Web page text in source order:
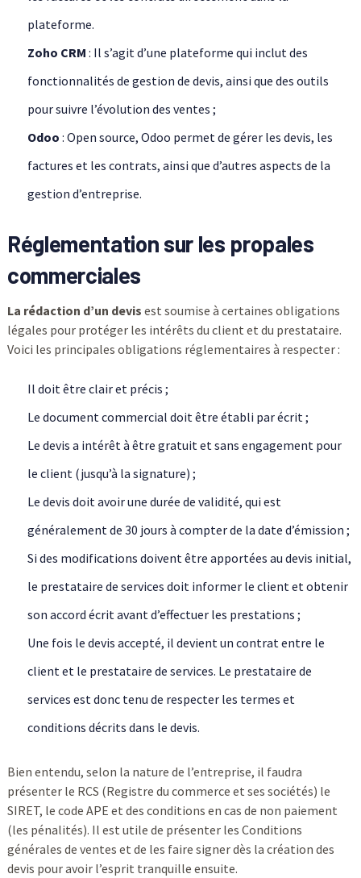
plateforme.
Zoho CRM : Il s’agit d’une plateforme qui inclut des
fonctionnalités de gestion de devis, ainsi que des outils
pour suivre l’évolution des ventes ;
Odoo : Open source, Odoo permet de gérer les devis, les
factures et les contrats, ainsi que d’autres aspects de la
gestion d’entreprise.
Réglementation sur les propales
commerciales
La rédaction d’un devis est soumise à certaines obligations
légales pour protéger les intérêts du client et du prestataire.
Voici les principales obligations réglementaires à respecter :
Il doit être clair et précis ;
Le document commercial doit être établi par écrit ;
Le devis a intérêt à être gratuit et sans engagement pour
le client (jusqu’à la signature) ;
Le devis doit avoir une durée de validité, qui est
généralement de 30 jours à compter de la date d’émission ;
Si des modifications doivent être apportées au devis initial,
le prestataire de services doit informer le client et obtenir
son accord écrit avant d’effectuer les prestations ;
Une fois le devis accepté, il devient un contrat entre le
client et le prestataire de services. Le prestataire de
services est donc tenu de respecter les termes et
conditions décrits dans le devis.
Bien entendu, selon la nature de l’entreprise, il faudra
présenter le RCS (Registre du commerce et ses sociétés) le
SIRET, le code APE et des conditions en cas de non paiement
(les pénalités). Il est utile de présenter les Conditions
générales de ventes et de les faire signer dès la création des
devis pour avoir l’esprit tranquille ensuite.